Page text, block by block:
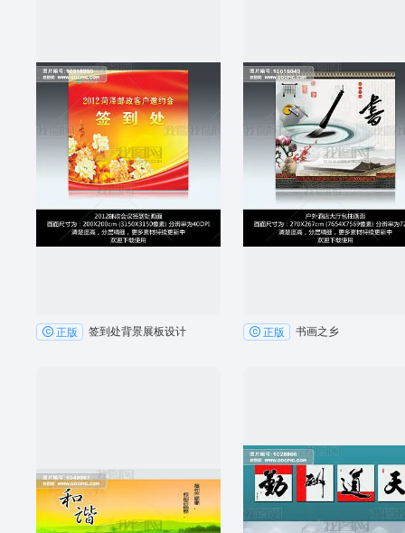
正版 签到处背景展板设计 正版 书画之乡